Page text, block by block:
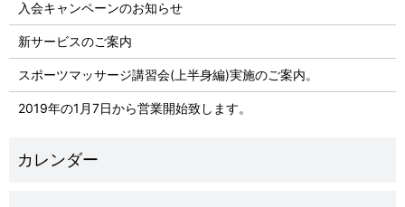
入会キャンペーンのお知らせ
新サービスのご案内
スポーツマッサージ講習会(上半身編)実施のご案内。
2019年の1月7日から営業開始致します。